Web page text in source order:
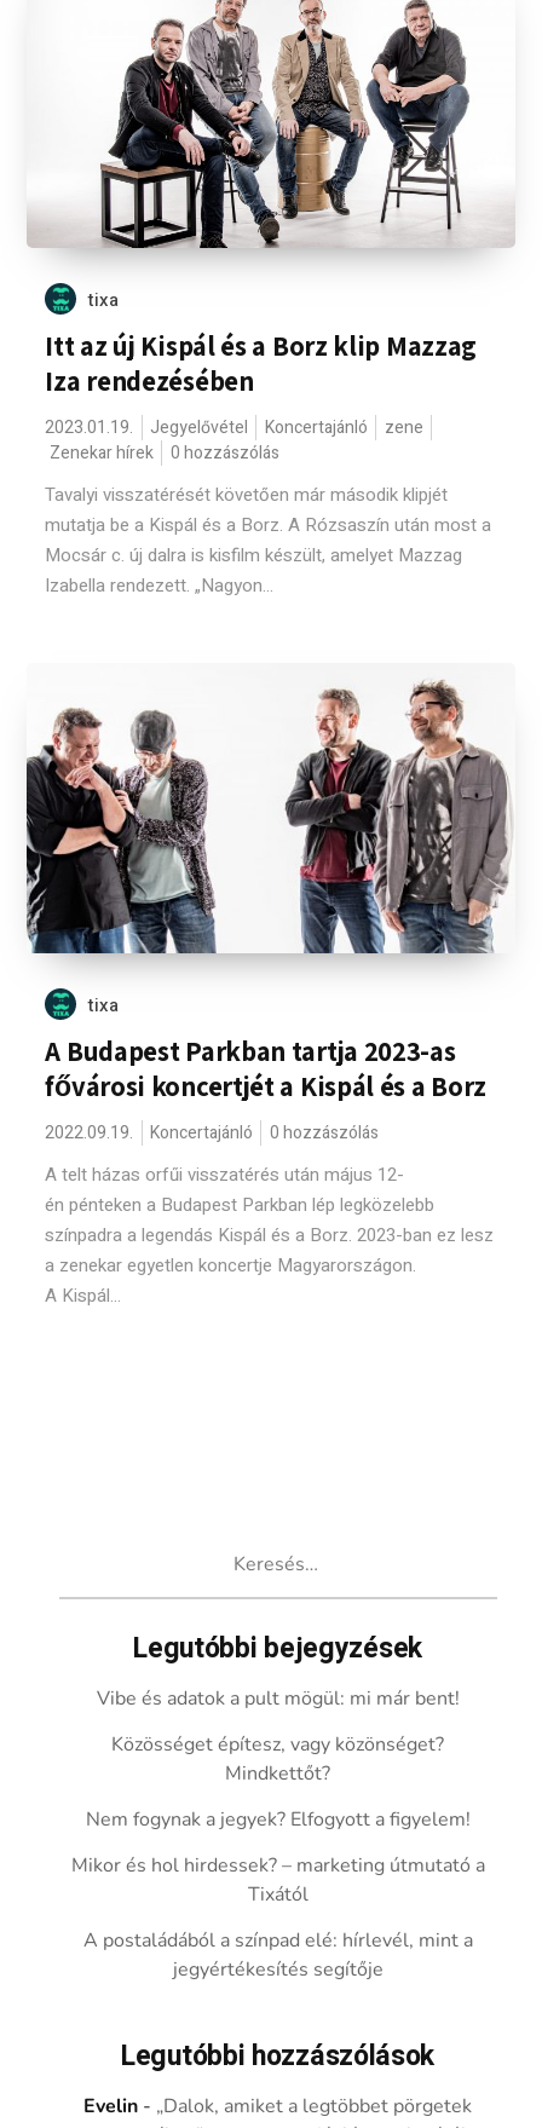
tixa
Itt az új Kispál és a Borz klip Mazzag
Iza rendezésében
2023.01.19. Jegyelővétel Koncertajánló
zene
Zenekar hírek
0 hozzászólás
Tavalyi visszatérését követően már második klipjét
mutatja be a Kispál és a Borz. A Rózsaszín után most a
Mocsár c. új dalra is kisfilm készült, amelyet Mazzag
Izabella rendezett. „Nagyon...
tixa
A Budapest Parkban tartja 2023-as
fővárosi koncertjét a Kispál és a Borz
2022.09.19. Koncertajánló 0 hozzászólás
A telt házas orfűi visszatérés után május 12-
én pénteken a Budapest Parkban lép legközelebb
színpadra a legendás Kispál és a Borz. 2023-ban ez lesz
a zenekar egyetlen koncertje Magyarországon.
A Kispál...
Legutóbbi bejegyzések
Vibe és adatok a pult mögül: mi már bent!
Közösséget építesz, vagy közönséget?
Mindkettőt?
Nem fogynak a jegyek? Elfogyott a figyelem!
Mikor és hol hirdessek? – marketing útmutató a
Tixától
A postaládából a színpad elé: hírlevél, mint a
jegyértékesítés segítője
Legutóbbi hozzászólások
Evelin - „Dalok, amiket a legtöbbet pörgetek